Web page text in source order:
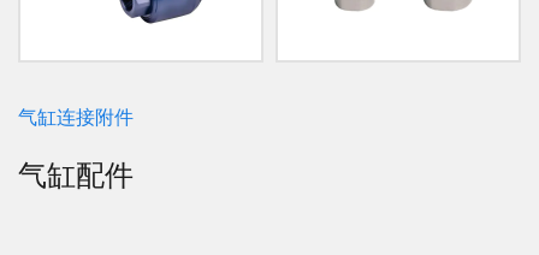
气缸连接附件
气缸配件